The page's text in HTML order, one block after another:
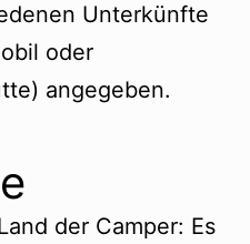
Unterkünfte
oder
angegeben.
der Camper: Es